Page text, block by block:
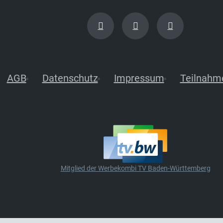
AGB Datenschutz Impressum
Mitglied der Werbekombi TV Baden-Württemberg